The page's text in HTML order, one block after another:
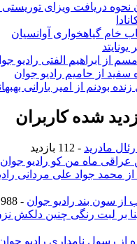
دریافت ویزای توریستی
خام گیاهخواری آوانسیان
از ابراهیم الفتی رادیو
سفید از حامیم رادیو جوان
زنده بودنم از امیر بارانی
شده کاربران
مادرید - 112 بازدید
عراقی ماه من کو رادیو جوان
از محمد جواد علی مردانی
از سون بند رادیو جوان - 988 بازدید
بر لبت رنگی چنین دلکش
از رسول نامداری رادیو